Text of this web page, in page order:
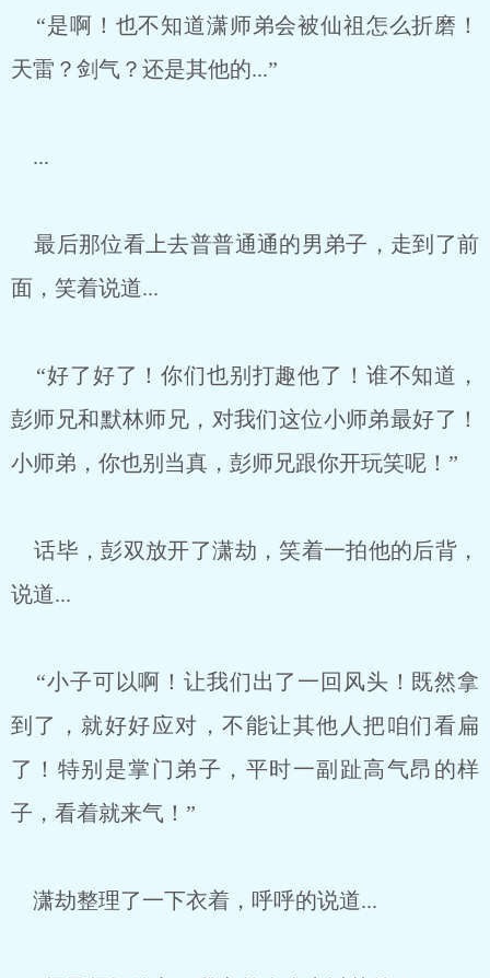
“是啊！也不知道潇师弟会被仙祖怎么折磨！
天雷？剑气？还是其他的...”
...
最后那位看上去普普通通的男弟子，走到了前
面，笑着说道...
“好了好了！你们也别打趣他了！谁不知道，
彭师兄和默林师兄，对我们这位小师弟最好了！
小师弟，你也别当真，彭师兄跟你开玩笑呢！”
话毕，彭双放开了潇劫，笑着一拍他的后背，
说道...
“小子可以啊！让我们出了一回风头！既然拿
到了，就好好应对，不能让其他人把咱们看扁
了！特别是掌门弟子，平时一副趾高气昂的样
子，看着就来气！”
潇劫整理了一下衣着，呼呼的说道...